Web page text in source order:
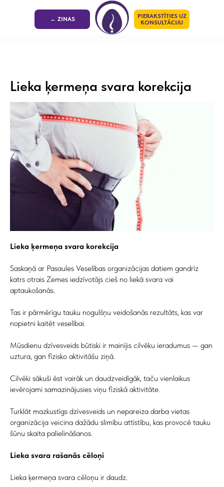
← ZINAS
PIERAKSTĪTIES UZ
KONSULTĀCIJU
Lieka ķermeņa svara korekcija
Lieka ķermeņa svara korekcija
Saskaņā ar Pasaules Veselības organizācijas datiem gandrīz
katrs otrais Zemes iedzīvotājs cieš no liekā svara vai
aptaukošanās.
Tas ir pārmērīgu tauku nogulšņu veidošanās rezultāts, kas var
nopietni kaitēt veselībai.
Mūsdienu dzīvesveids būtiski ir mainījis cilvēku ieradumus — gan
uztura, gan fizisko aktivitāšu ziņā.
Cilvēki sākuši ēst vairāk un daudzveidīgāk, taču vienlaikus
ievērojami samazinājusies viņu fiziskā aktivitāte.
Turklāt mazkustīgs dzīvesveids un nepareiza darba vietas
organizācija veicina dažādu slimību attīstību, kas provocē tauku
šūnu skaita palielināšanos.
Lieka svara rašanās cēloņi
Lieka ķermeņa svara cēloņu ir daudz.